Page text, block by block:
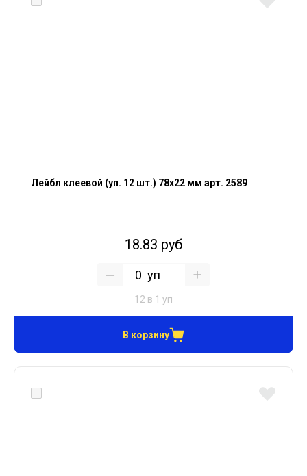
Лейбл клеевой (уп. 12 шт.) 78х22 мм арт. 2589
18.83 руб
уп
12 в 1 уп
В корзину